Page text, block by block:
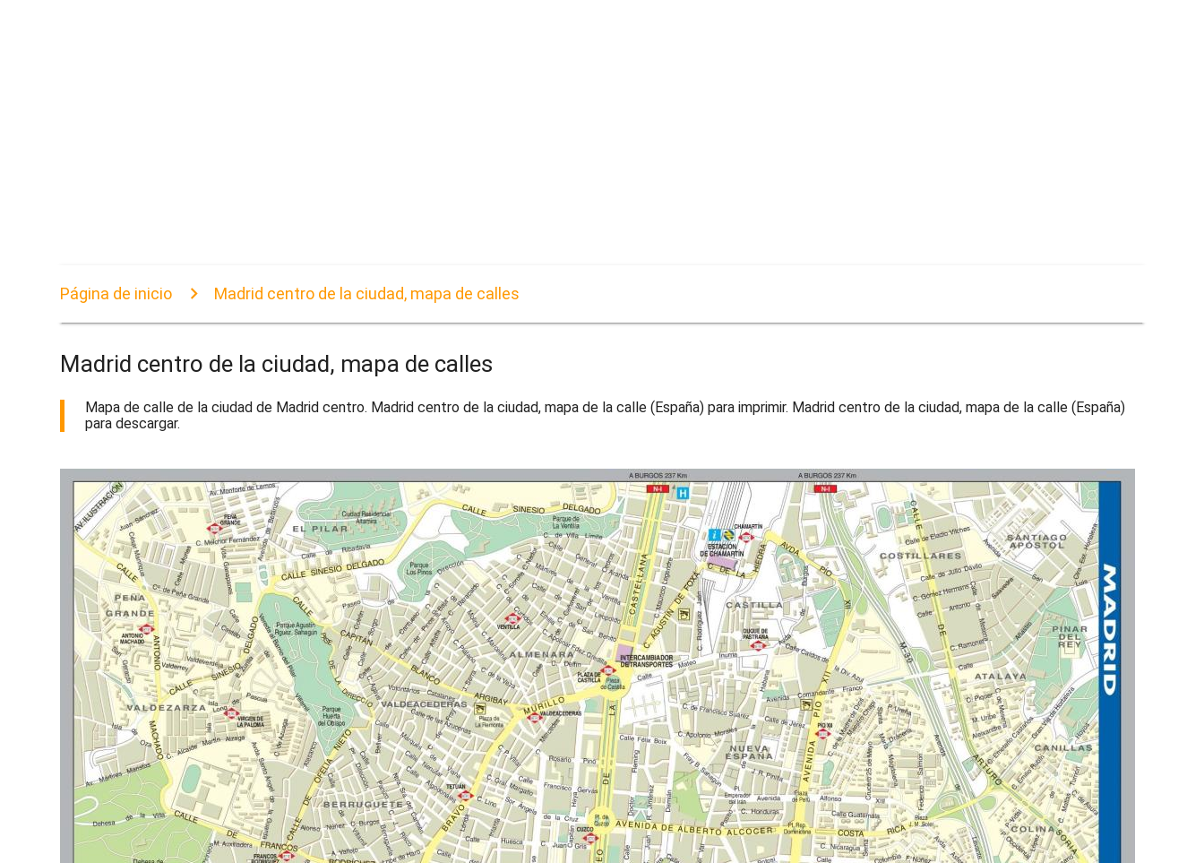
Página de inicio Madrid centro de la ciudad, mapa de calles
Madrid centro de la ciudad, mapa de calles
Mapa de calle de la ciudad de Madrid centro. Madrid centro de la ciudad, mapa de la calle (España) para imprimir. Madrid centro de la ciudad, mapa de la calle (España)
para descargar.